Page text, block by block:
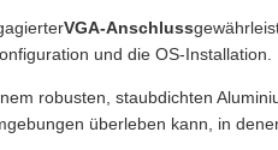
VGA-Anschluss
und die OS-Installation.
robusten, staubdichten
überleben kann, in